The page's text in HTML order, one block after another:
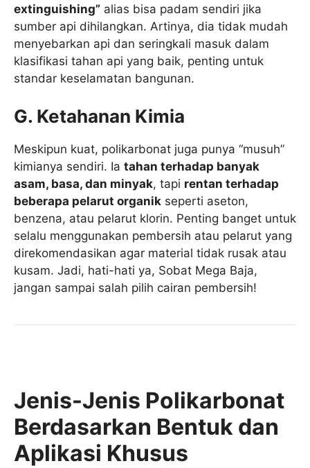
extinguishing” alias bisa padam sendiri jika
sumber api dihilangkan. Artinya, dia tidak mudah
menyebarkan api dan seringkali masuk dalam
klasifikasi tahan api yang baik, penting untuk
standar keselamatan bangunan.
G. Ketahanan Kimia
Meskipun kuat, polikarbonat juga punya “musuh”
kimianya sendiri. Ia tahan terhadap banyak
asam, basa, dan minyak, tapi rentan terhadap
beberapa pelarut organik seperti aseton,
benzena, atau pelarut klorin. Penting banget untuk
selalu menggunakan pembersih atau pelarut yang
direkomendasikan agar material tidak rusak atau
kusam. Jadi, hati-hati ya, Sobat Mega Baja,
jangan sampai salah pilih cairan pembersih!
Jenis-Jenis Polikarbonat
Berdasarkan Bentuk dan
Aplikasi Khusus